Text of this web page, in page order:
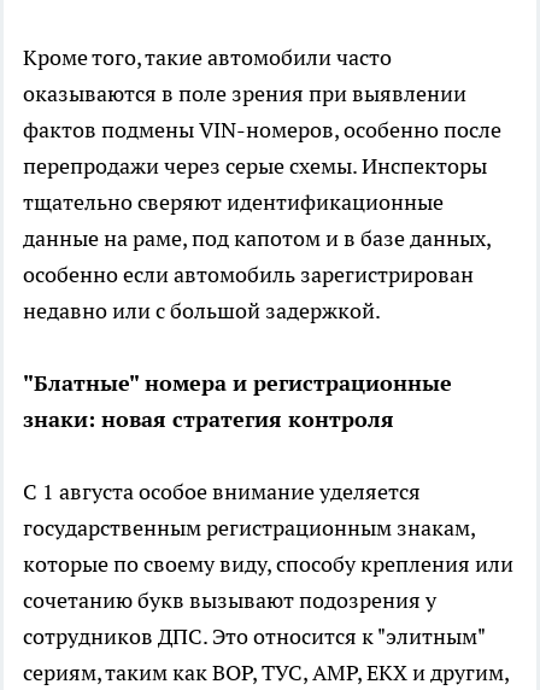
Кроме того, такие автомобили часто
оказываются в поле зрения при выявлении
фактов подмены VIN-номеров, особенно после
перепродажи через серые схемы. Инспекторы
тщательно сверяют идентификационные
данные на раме, под капотом и в базе данных,
особенно если автомобиль зарегистрирован
недавно или с большой задержкой.
"Блатные" номера и регистрационные
знаки: новая стратегия контроля
С 1 августа особое внимание уделяется
государственным регистрационным знакам,
которые по своему виду, способу крепления или
сочетанию букв вызывают подозрения у
сотрудников ДПС. Это относится к "элитным"
сериям, таким как ВОР, ТУС, АМР, ЕКХ и другим,